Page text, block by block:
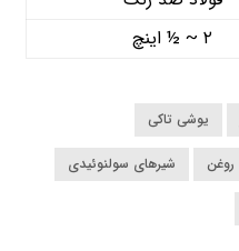
۲ ~ ½ اینچ
یوشی تاکی
روغن شیرهای سولنوئیدی